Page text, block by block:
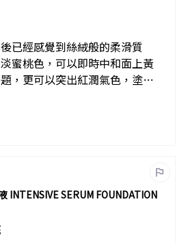
已經感覺到絲絨般的柔滑質
蜜桃色，可以即時中和面上黃
，更可以突出紅潤氣色，塗上
方便！
INTENSIVE SERUM FOUNDATION